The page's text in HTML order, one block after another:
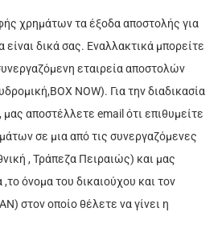
χρημάτων τα έξοδα αποστολής για
είναι δικά σας. Εναλλακτικά μπορείτε
εταιρεία αποστολών
NOW). Για την διαδικασία
αποστέλλετε email ότι επιθυμείτε
σε μια από τις συνεργαζόμενες
, Τράπεζα Πειραιώς) και μας
όνομα του δικαιούχου και τον
στον οποίο θέλετε να γίνει η